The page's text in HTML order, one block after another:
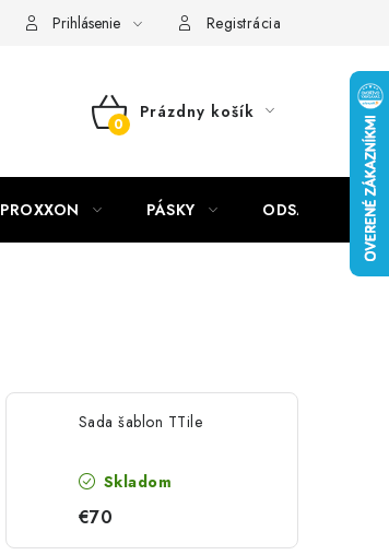
Prihlásenie Registrácia
NÁKUPNÝ
KOŠÍK
Prázdny košík
PROXXON PÁSKY ODSÁVANIE
Sada šablon TTile
Skladom
€70